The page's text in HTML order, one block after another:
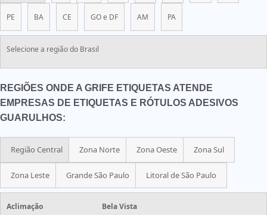
PE BA CE GO e DF AM PA
Selecione a região do Brasil
REGIÕES ONDE A GRIFE ETIQUETAS ATENDE
EMPRESAS DE ETIQUETAS E RÓTULOS ADESIVOS
GUARULHOS:
Região Central Zona Norte Zona Oeste Zona Sul
Zona Leste Grande São Paulo Litoral de São Paulo
Aclimação
Bela Vista